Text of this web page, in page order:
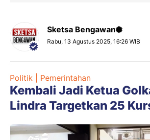
Sketsa Bengawan
Rabu, 13 Agustus 2025, 16:26 WIB
Politik | Pemerintahan
Kembali Jadi Ketua
Lindra Targetkan 25